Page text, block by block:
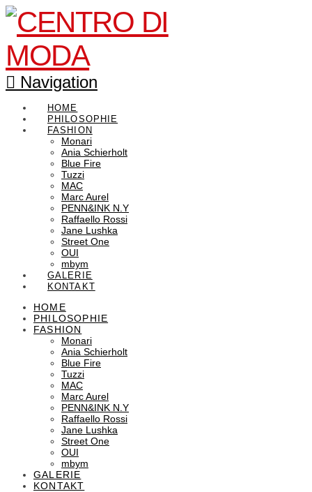
Navigation
HOME
PHILOSOPHIE
FASHION
Monari
Ania Schierholt
Blue Fire
Tuzzi
MAC
Marc Aurel
PENN&INK N.Y
Raffaello Rossi
Jane Lushka
Street One
OUI
mbym
GALERIE
KONTAKT
HOME
PHILOSOPHIE
FASHION
Monari
Ania Schierholt
Blue Fire
Tuzzi
MAC
Marc Aurel
PENN&INK N.Y
Raffaello Rossi
Jane Lushka
Street One
OUI
mbym
GALERIE
KONTAKT